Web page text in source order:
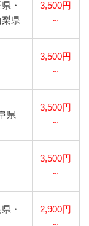
・
梨県
3,500円
～
3,500円
～
県
3,500円
～
3,500円
～
・
2,900円